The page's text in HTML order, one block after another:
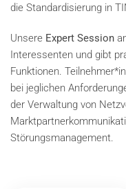
die Standardisierung in
Unsere Expert Session
Interessenten und gibt
Funktionen.
bei jeglichen
der Verwaltung von
Störungsmanagement.